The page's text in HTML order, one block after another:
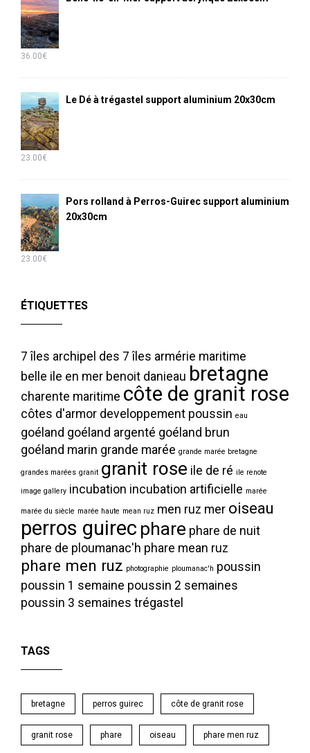
36.00€
Le Dé à trégastel support aluminium 20x30cm
23.00€
Pors rolland à Perros-Guirec support aluminium
20x30cm
23.00€
ÉTIQUETTES
7 îles archipel des 7 îles armérie maritime
belle ile en mer benoit danieau bretagne
charente maritime côte de granit rose
côtes d'armor developpement poussin eau
goéland goéland argenté goéland brun
goéland marin grande marée grande marée bretagne
grandes marées granit granit rose ile de ré ile renote
image gallery incubation incubation artificielle marée
marée du siècle marée haute mean ruz men ruz mer oiseau
perros guirec phare phare de nuit
phare de ploumanac'h phare mean ruz
phare men ruz photographie ploumanac'h poussin
poussin 1 semaine poussin 2 semaines
poussin 3 semaines trégastel
TAGS
bretagne perros guirec côte de granit rose
granit rose phare oiseau phare men ruz